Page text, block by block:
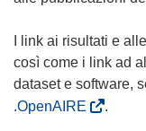
I link ai risultati e
così come i link ad
dataset e software,
.OpenAIRE
.